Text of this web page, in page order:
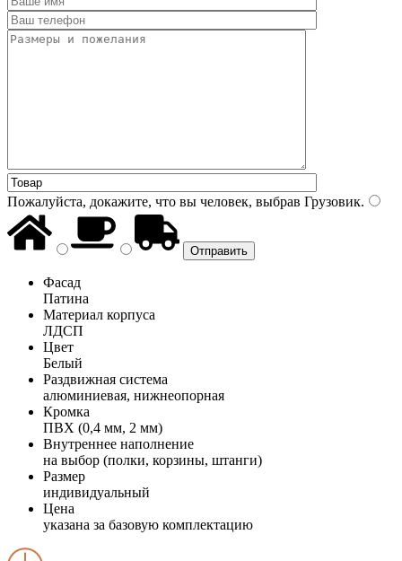
Пожалуйста, докажите, что вы человек, выбрав Грузовик.
Фасад
Патина
Материал корпуса
ЛДСП
Цвет
Белый
Раздвижная система
алюминиевая, нижнеопорная
Кромка
ПВХ (0,4 мм, 2 мм)
Внутреннее наполнение
на выбор (полки, корзины, штанги)
Размер
индивидуальный
Цена
указана за базовую комплектацию